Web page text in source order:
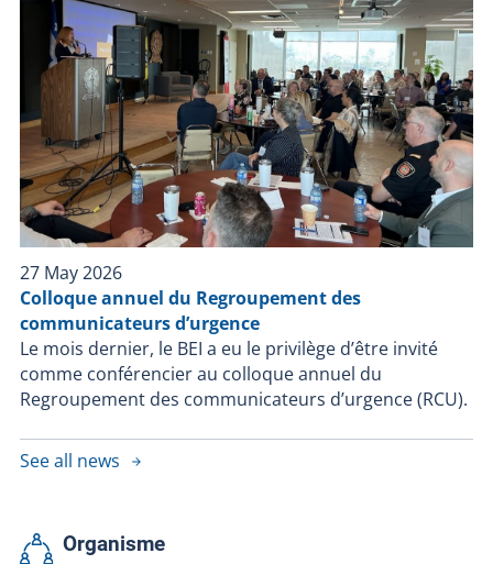
27 May 2026
Colloque annuel du Regroupement des
communicateurs d’urgence
Le mois dernier, le BEI a eu le privilège d’être invité
comme conférencier au colloque annuel du
Regroupement des communicateurs d’urgence (RCU).
See all news
Organisme